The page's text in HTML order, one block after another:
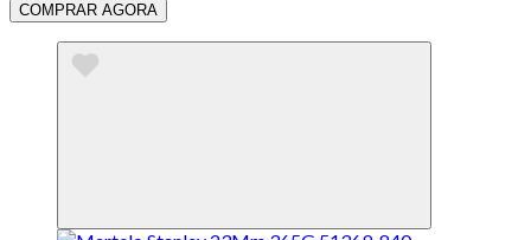
COMPRAR AGORA